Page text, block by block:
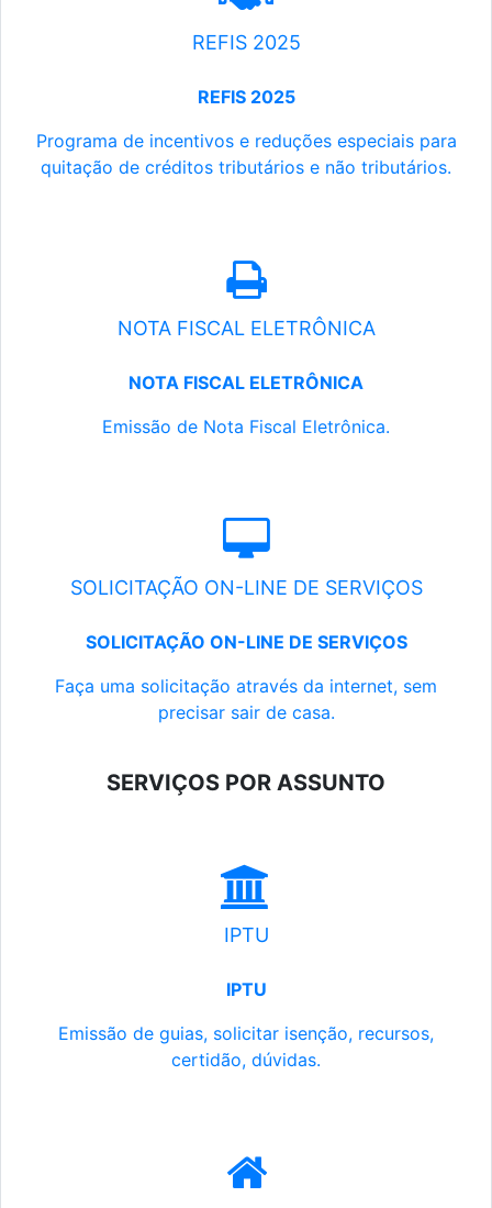
REFIS 2025
REFIS 2025
Programa de incentivos e reduções especiais para
quitação de créditos tributários e não tributários.
NOTA FISCAL ELETRÔNICA
NOTA FISCAL ELETRÔNICA
Emissão de Nota Fiscal Eletrônica.
SOLICITAÇÃO ON-LINE DE SERVIÇOS
SOLICITAÇÃO ON-LINE DE SERVIÇOS
Faça uma solicitação através da internet, sem
precisar sair de casa.
SERVIÇOS POR ASSUNTO
IPTU
IPTU
Emissão de guias, solicitar isenção, recursos,
certidão, dúvidas.